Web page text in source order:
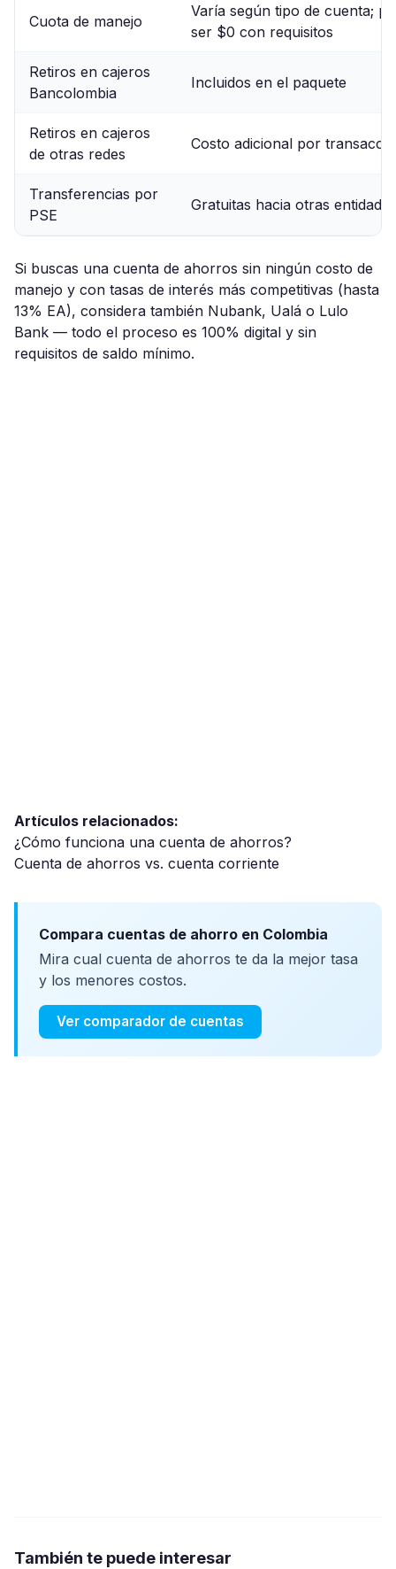
Cuota de manejo
Varía según tipo de cuenta;
ser $0 con requisitos
Retiros en cajeros
Bancolombia
Incluidos en el paquete
Retiros en cajeros
de otras redes
Costo adicional por
Transferencias por
PSE
Gratuitas hacia otras entidades
Si buscas una cuenta de ahorros sin ningún costo de
manejo y con tasas de interés más competitivas (hasta
13% EA), considera también Nubank, Ualá o Lulo
Bank — todo el proceso es 100% digital y sin
requisitos de saldo mínimo.
Artículos relacionados:
¿Cómo funciona una cuenta de ahorros?
Cuenta de ahorros vs. cuenta corriente
Compara cuentas de ahorro en Colombia
Mira cual cuenta de ahorros te da la mejor tasa
y los menores costos.
Ver comparador de cuentas
También te puede interesar